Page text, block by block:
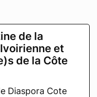
de la
et
de la Côte
Diaspora Cote